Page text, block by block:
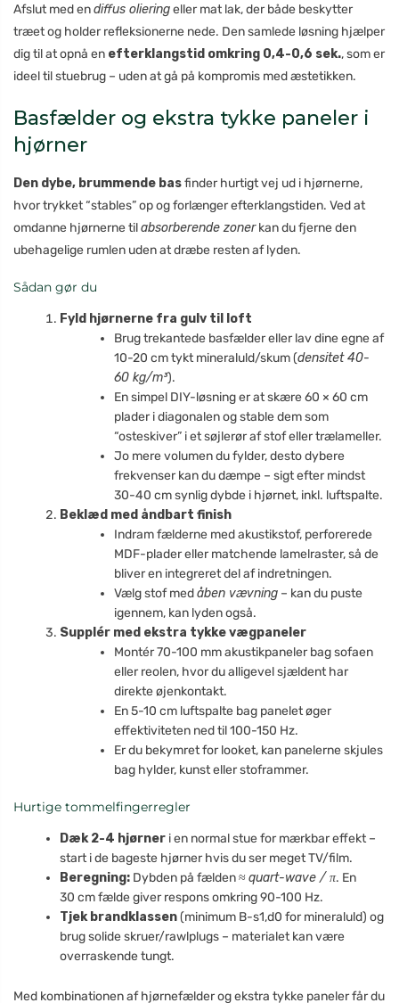
Afslut med endiffus olieringeller mat lak, der både beskytter
træet og holder refleksionerne nede. Den samlede løsning hjælper
dig til at opnå en efterklangstid omkring 0,4-0,6 sek., som er
ideel til stuebrug – uden at gå på kompromis med æstetikken.
Basfælder og ekstra tykke paneler i
hjørner
Den dybe, brummende basfinder hurtigt vej ud i hjørnerne,
hvor trykket “stables” op og forlænger efterklangstiden. Ved at
omdanne hjørnerne tilabsorberende zonerkan du fjerne den
ubehagelige rumlen uden at dræbe resten af lyden.
Sådan gør du
Fyld hjørnerne fra gulv til loft
Brug trekantede basfælder eller lav dine egne af
10-20 cm tykt mineraluld/skum (densitet 40-
60 kg/m³).
En simpel DIY-løsning er at skære 60 × 60 cm
plader i diagonalen og stable dem som
“osteskiver” i et søjlerør af stof eller trælameller.
Jo mere volumen du fylder, desto dybere
frekvenser kan du dæmpe – sigt efter mindst
30-40 cm synlig dybde i hjørnet, inkl. luftspalte.
Beklæd med åndbart finish
Indram fælderne med akustikstof, perforerede
MDF-plader eller matchende lamelraster, så de
bliver en integreret del af indretningen.
Vælg stof medåben vævning – kan du puste
igennem, kan lyden også.
Supplér med ekstra tykke vægpaneler
Montér 70-100 mm akustikpaneler bag sofaen
eller reolen, hvor du alligevel sjældent har
direkte øjenkontakt.
En 5-10 cm luftspalte bag panelet øger
effektiviteten ned til 100-150 Hz.
Er du bekymret for looket, kan panelerne skjules
bag hylder, kunst eller stoframmer.
Hurtige tommelfingerregler
Dæk 2-4 hjørner i en normal stue for mærkbar effekt –
start i de bageste hjørner hvis du ser meget TV/film.
Beregning: Dybden på fælden ≈quart-wave / π. En
30 cm fælde giver respons omkring 90-100 Hz.
Tjek brandklassen(minimum B-s1,d0 for mineraluld) og
brug solide skruer/rawlplugs – materialet kan være
overraskende tungt.
Med kombinationen af hjørnefælder og ekstra tykke paneler får du